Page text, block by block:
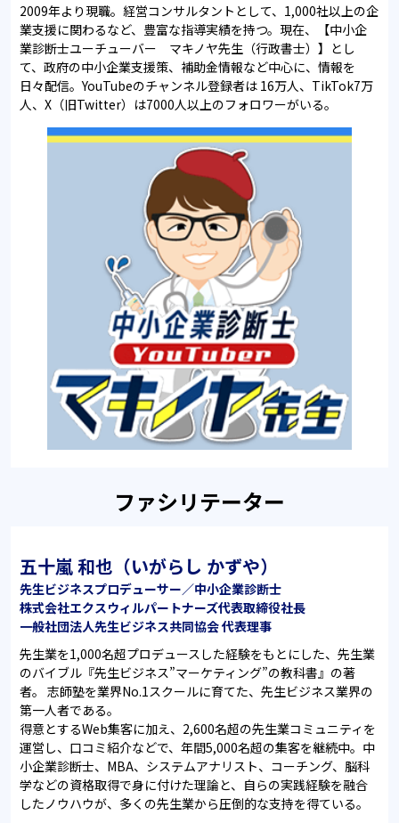
2009年より現職。経営コンサルタントとして、1,000社以上の企
業支援に関わるなど、豊富な指導実績を持つ。 現在、【中小企
業診断士ユーチューバー マキノヤ先生（行政書士）】と し
て、政府の中小企業支援策、補助金情報など中心に、情報を
日々配信。YouTubeのチャンネル登録者は 16万人、TikTok7万
人、X（旧Twitter）は7000人以上のフォロワーがいる。
ファシリテーター
五十嵐 和也（いがらし かずや）
先生ビジネスプロデューサー／中小企業診断士
株式会社エクスウィルパートナーズ代表取締役社長
一般社団法人先生ビジネス共同協会 代表理事
先生業を1,000名超プロデュースした経験をもとにした、先生業
のバイブル『先生ビジネス”マーケティング”の教科書』の著
者。志師塾を業界No.1スクールに育てた、先生ビジネス業界の
第一人者である。
得意とするWeb集客に加え、2,600名超の先生業コミュニティを
運営し、 口コミ紹介などで、年間5,000名超の集客を継続中。中
小企業診断士、MBA、 システムアナリスト、コーチング、脳科
学などの資格取得で身に付けた理論と、 自らの実践経験を融合
したノウハウが、多くの先生業から圧倒的な支持を得ている。